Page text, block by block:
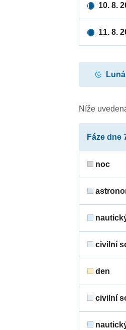
10. 8.
11. 8.
Níže
Fáze dne
noc
civilní
den
civilní